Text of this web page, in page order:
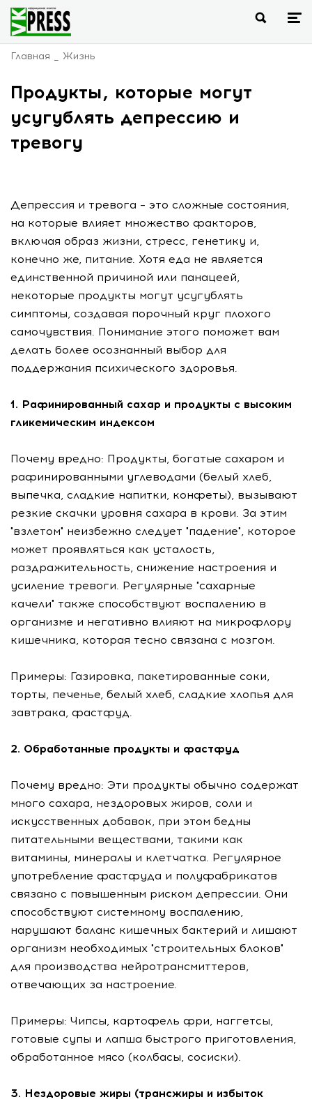
Главная Жизнь
Продукты, которые могут
усугублять депрессию и
тревогу
Депрессия и тревога – это сложные состояния,
на которые влияет множество факторов,
включая образ жизни, стресс, генетику и,
конечно же, питание. Хотя еда не является
единственной причиной или панацеей,
некоторые продукты могут усугублять
симптомы, создавая порочный круг плохого
самочувствия. Понимание этого поможет вам
делать более осознанный выбор для
поддержания психического здоровья.
1. Рафинированный сахар и продукты с высоким
гликемическим индексом
Почему вредно: Продукты, богатые сахаром и
рафинированными углеводами (белый хлеб,
выпечка, сладкие напитки, конфеты), вызывают
резкие скачки уровня сахара в крови. За этим
"взлетом" неизбежно следует "падение", которое
может проявляться как усталость,
раздражительность, снижение настроения и
усиление тревоги. Регулярные "сахарные
качели" также способствуют воспалению в
организме и негативно влияют на микрофлору
кишечника, которая тесно связана с мозгом.
Примеры: Газировка, пакетированные соки,
торты, печенье, белый хлеб, сладкие хлопья для
завтрака, фастфуд.
2. Обработанные продукты и фастфуд
Почему вредно: Эти продукты обычно содержат
много сахара, нездоровых жиров, соли и
искусственных добавок, при этом бедны
питательными веществами, такими как
витамины, минералы и клетчатка. Регулярное
употребление фастфуда и полуфабрикатов
связано с повышенным риском депрессии. Они
способствуют системному воспалению,
нарушают баланс кишечных бактерий и лишают
организм необходимых "строительных блоков"
для производства нейротрансмиттеров,
отвечающих за настроение.
Примеры: Чипсы, картофель фри, наггетсы,
готовые супы и лапша быстрого приготовления,
обработанное мясо (колбасы, сосиски).
3. Нездоровые жиры (трансжиры и избыток